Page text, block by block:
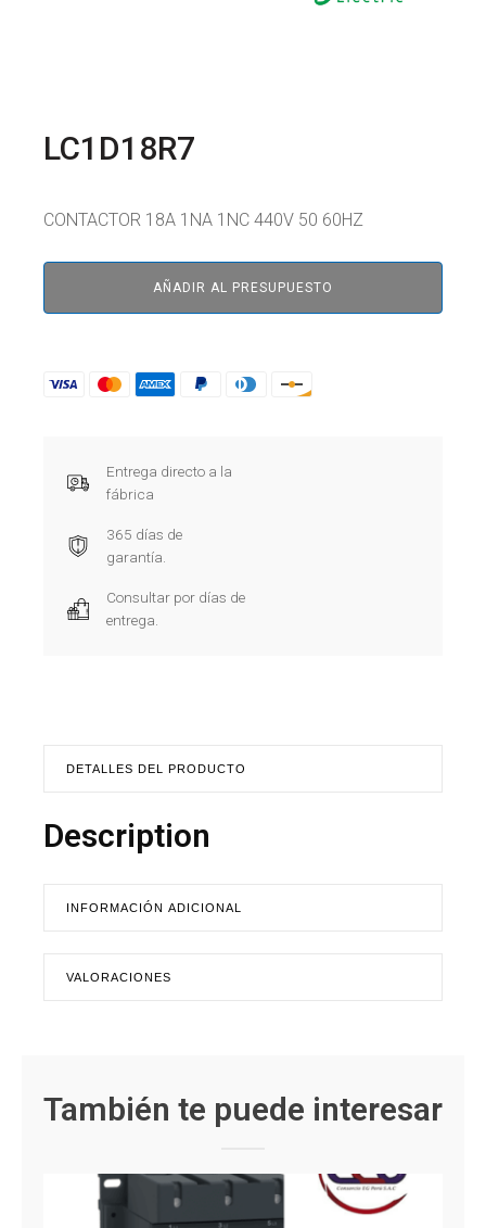
LC1D18R7
CONTACTOR 18A 1NA 1NC 440V 50 60HZ
AÑADIR AL PRESUPUESTO
Entrega directo a la
fábrica
365 días de
garantía.
Consultar por días de
entrega.
DETALLES DEL PRODUCTO
Description
INFORMACIÓN ADICIONAL
VALORACIONES
También te puede interesar